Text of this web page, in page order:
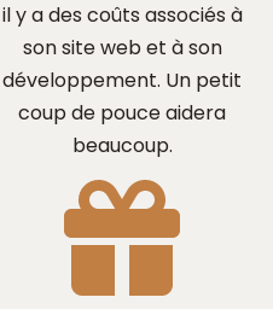
il y a des coûts associés à
son site web et à son
développement. Un petit
coup de pouce aidera
beaucoup.